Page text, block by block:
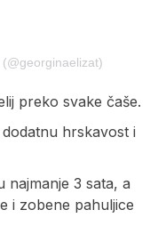
preko svake čaše.
hrskavost i
najmanje 3 sata, a
i zobene pahuljice